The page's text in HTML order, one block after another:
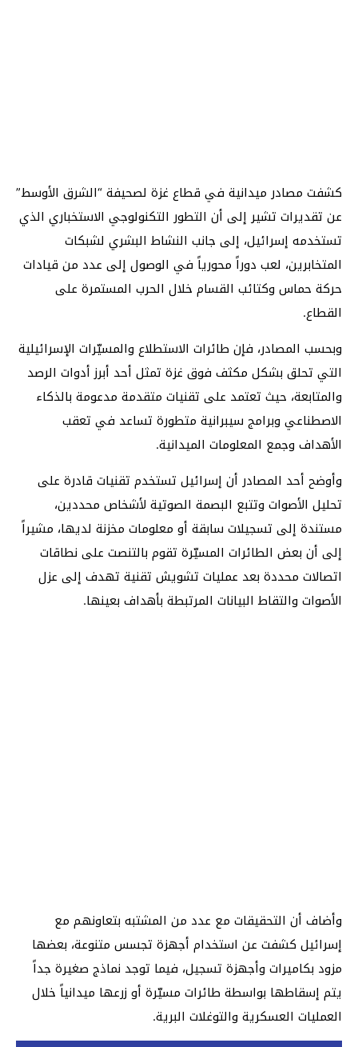
كشفت مصادر ميدانية في قطاع غزة لصحيفة “الشرق الأوسط”
عن تقديرات تشير إلى أن التطور التكنولوجي الاستخباري الذي
تستخدمه إسرائيل، إلى جانب النشاط البشري لشبكات
المتخابرين، لعب دوراً محورياً في الوصول إلى عدد من قيادات
حركة حماس وكتائب القسام خلال الحرب المستمرة على
القطاع.
وبحسب المصادر، فإن طائرات الاستطلاع والمسيّرات الإسرائيلية
التي تحلق بشكل مكثف فوق غزة تمثل أحد أبرز أدوات الرصد
والمتابعة، حيث تعتمد على تقنيات متقدمة مدعومة بالذكاء
الاصطناعي وبرامج سيبرانية متطورة تساعد في تعقب
الأهداف وجمع المعلومات الميدانية.
وأوضح أحد المصادر أن إسرائيل تستخدم تقنيات قادرة على
تحليل الأصوات وتتبع البصمة الصوتية لأشخاص محددين،
مستندة إلى تسجيلات سابقة أو معلومات مخزنة لديها، مشيراً
إلى أن بعض الطائرات المسيّرة تقوم بالتنصت على نطاقات
اتصالات محددة بعد عمليات تشويش تقنية تهدف إلى عزل
الأصوات والتقاط البيانات المرتبطة بأهداف بعينها.
وأضاف أن التحقيقات مع عدد من المشتبه بتعاونهم مع
إسرائيل كشفت عن استخدام أجهزة تجسس متنوعة، بعضها
مزود بكاميرات وأجهزة تسجيل، فيما توجد نماذج صغيرة جداً
يتم إسقاطها بواسطة طائرات مسيّرة أو زرعها ميدانياً خلال
العمليات العسكرية والتوغلات البرية.